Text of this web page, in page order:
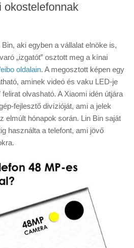
okostelefonnak
aki egyben a vállalat elnöke is,
„izgatót” osztott meg a kínai
oldalain. A megosztott képen egy
aminek videó és vaku LED-je
felirat olvasható. A Xiaomi idén útjára
fejlesztő divízióját, ami a jelek
elmúlt hónapok során. Lin Bin saját
használta a telefont, ami jövő